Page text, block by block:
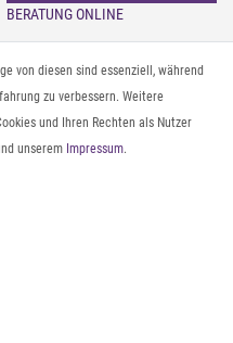
BERATUNG ONLINE
Gürtel messen & kürzen
Sonnenbrillen & UV-Schutz
Textilpflege
Textil- und Material-Guide
Geldbörse richtig organisieren
von diesen sind essenziell, während
zu verbessern. Weitere
und Ihren Rechten als Nutzer
unserem Impressum.